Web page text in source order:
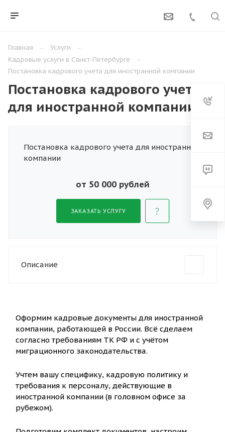
Главная
Услуги
Кадровые услуги в Санкт-Петербурге
Постановка кадрового учета для иностранной компании
Постановка кадрового учета
для иностранной компании
Постановка кадрового учета для иностранной
компании
от 50 000 рублей
ЗАКАЗАТЬ УСЛУГУ
Описание
Оформим кадровые документы для иностранной
компании, работающей в России. Всё сделаем
согласно требованиям ТК РФ и с учётом
миграционного законодательства.
Учтем вашу специфику, кадровую политику и
требования к персоналу, действующие в
иностранной компании (в головном офисе за
рубежом).